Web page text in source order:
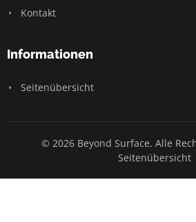
Kontakt
Informationen
Seitenübersicht
© 2026 Beyond Surface. Alle
Seitenübersicht